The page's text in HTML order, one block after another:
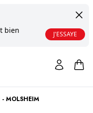
bien
J'ESSAYE
MOLSHEIM